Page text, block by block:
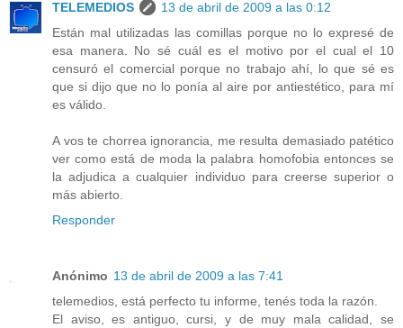
TELEMEDIOS
13 de abril de 2009 a las 0:12
Están mal utilizadas las comillas porque no lo expresé de
esa manera. No sé cuál es el motivo por el cual el 10
censuró el comercial porque no trabajo ahí, lo que sé es
que si dijo que no lo ponía al aire por antiestético, para mí
es válido.
A vos te chorrea ignorancia, me resulta demasiado patético
ver como está de moda la palabra homofobia entonces se
la adjudica a cualquier individuo para creerse superior o
más abierto.
Responder
Anónimo 13 de abril de 2009 a las 7:41
telemedios, está perfecto tu informe, tenés toda la razón.
El aviso, es antiguo, cursi, y de muy mala calidad, se